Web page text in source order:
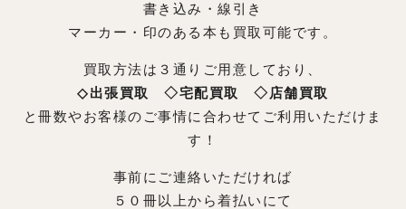
書き込み・線引き
マーカー・印のある本も買取可能です。
買取方法は３通りご用意しており、
◇出張買取 ◇宅配買取 ◇店舗買取
と冊数やお客様のご事情に合わせてご利用いただけま
す！
事前にご連絡いただければ
５０冊以上から着払いにて